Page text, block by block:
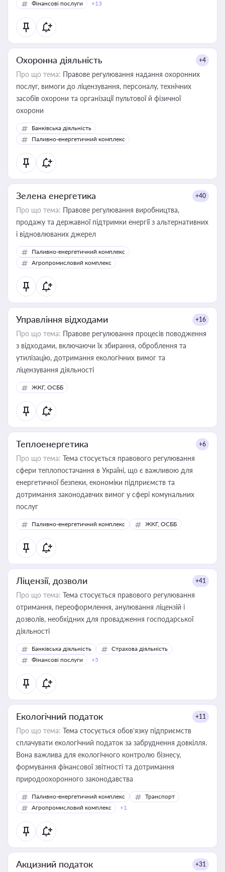
Фінансові послуги +13
Охоронна діяльність +4
Про що тема: Правове регулювання надання охоронних
послуг, вимоги до ліцензування, персоналу, технічних
засобів охорони та організації пультової й фізичної
охорони
Банківська діяльність
Паливно-енергетичний комплекс
Зелена енергетика +40
Про що тема: Правове регулювання виробництва,
продажу та державної підтримки енергії з альтернативних
і відновлюваних джерел
Паливно-енергетичний комплекс
Агропромисловий комплекс
Управління відходами +16
Про що тема: Правове регулювання процесів поводження
з відходами, включаючи їх збирання, оброблення та
утилізацію, дотримання екологічних вимог та
ліцензування діяльності
ЖКГ, ОСББ
Теплоенергетика +6
Про що тема: Тема стосується правового регулювання
сфери теплопостачання в Україні, що є важливою для
енергетичної безпеки, економіки підприємств та
дотримання законодавчих вимог у сфері комунальних
послуг
Паливно-енергетичний комплекс ЖКГ, ОСББ
Ліцензії, дозволи +41
Про що тема: Тема стосується правового регулювання
отримання, переоформлення, анулювання ліцензій і
дозволів, необхідних для провадження господарської
діяльності
Банківська діяльність
Страхова діяльність
Фінансові послуги
+5
Екологічний податок +11
Про що тема: Тема стосується обов’язку підприємств
сплачувати екологічний податок за забруднення довкілля.
Вона важлива для екологічного контролю бізнесу,
формування фінансової звітності та дотримання
природоохоронного законодавства
Паливно-енергетичний комплекс
Транспорт
Агропромисловий комплекс
+1
Акцизний податок +31